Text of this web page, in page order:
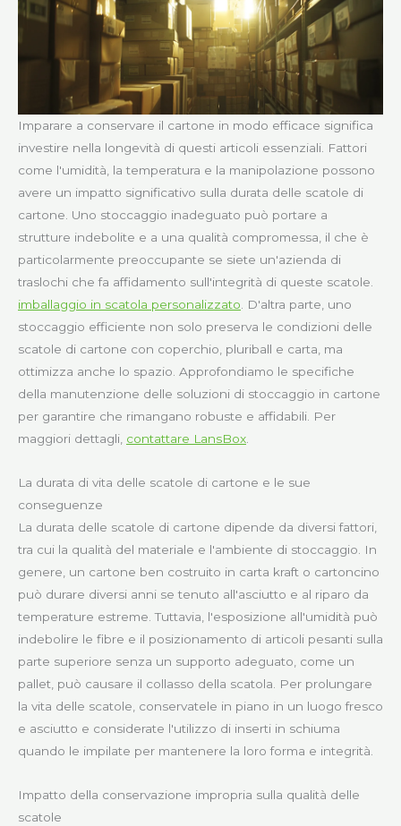
Imparare a conservare il cartone in modo efficace significa
investire nella longevità di questi articoli essenziali. Fattori
come l'umidità, la temperatura e la manipolazione possono
avere un impatto significativo sulla durata delle scatole di
cartone. Uno stoccaggio inadeguato può portare a
strutture indebolite e a una qualità compromessa, il che è
particolarmente preoccupante se siete un'azienda di
traslochi che fa affidamento sull'integrità di queste scatole.
imballaggio in scatola personalizzato. D'altra parte, uno
stoccaggio efficiente non solo preserva le condizioni delle
scatole di cartone con coperchio, pluriball e carta, ma
ottimizza anche lo spazio. Approfondiamo le specifiche
della manutenzione delle soluzioni di stoccaggio in cartone
per garantire che rimangano robuste e affidabili. Per
maggiori dettagli, contattare LansBox.
La durata di vita delle scatole di cartone e le sue
conseguenze
La durata delle scatole di cartone dipende da diversi fattori,
tra cui la qualità del materiale e l'ambiente di stoccaggio. In
genere, un cartone ben costruito in carta kraft o cartoncino
può durare diversi anni se tenuto all'asciutto e al riparo da
temperature estreme. Tuttavia, l'esposizione all'umidità può
indebolire le fibre e il posizionamento di articoli pesanti sulla
parte superiore senza un supporto adeguato, come un
pallet, può causare il collasso della scatola. Per prolungare
la vita delle scatole, conservatele in piano in un luogo fresco
e asciutto e considerate l'utilizzo di inserti in schiuma
quando le impilate per mantenere la loro forma e integrità.
Impatto della conservazione impropria sulla qualità delle
scatole